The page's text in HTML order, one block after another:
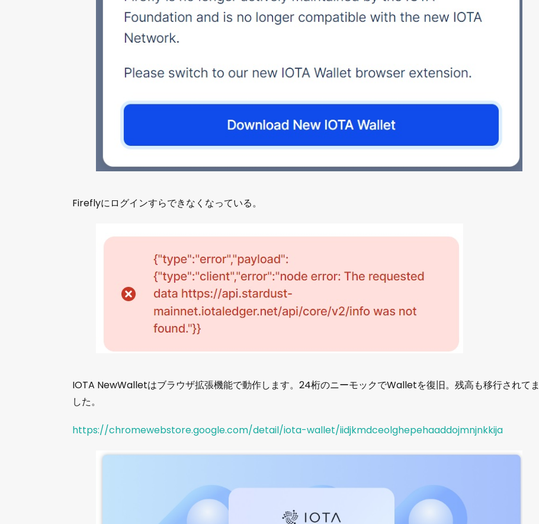
Fireflyにログインすらできなくなっている。
IOTA NewWalletはブラウザ拡張機能で動作します。24桁のニーモックでWalletを復旧。残高も移行されてま
した。
https://chromewebstore.google.com/detail/iota-wallet/iidjkmdceolghepehaaddojmnjnkkija